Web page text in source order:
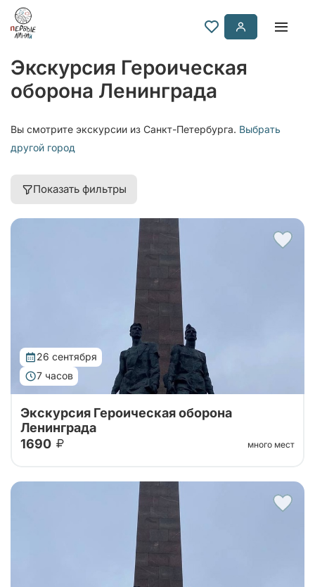
Экскурсия Героическая
оборона Ленинграда
Вы смотрите экскурсии из Санкт-Петербурга. Выбрать
другой город
Показать фильтры
26 сентября
7 часов
Маршрут экскурсии пролегает по местам боевой
славы, от Нарвских ворот до Приморского
мемориала, Красного Села и Гостилиц
Экскурсия Героическая оборона
Ленинграда
1690
много мест